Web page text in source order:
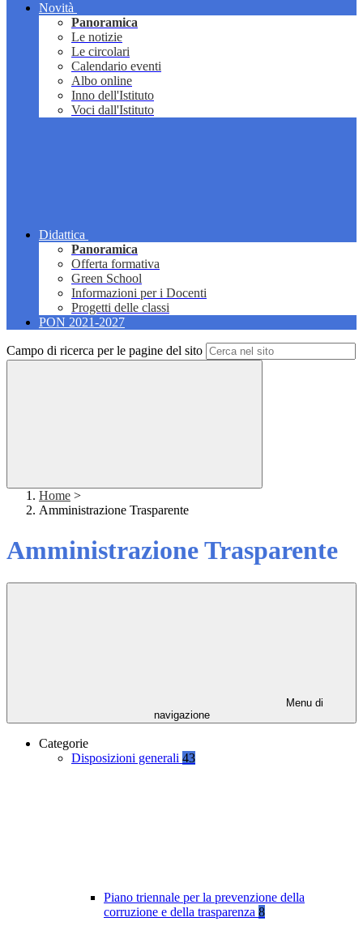
Novità
Panoramica
Le notizie
Le circolari
Calendario eventi
Albo online
Inno dell'Istituto
Voci dall'Istituto
Didattica
Panoramica
Offerta formativa
Green School
Informazioni per i Docenti
Progetti delle classi
PON 2021-2027
Campo di ricerca per le pagine del sito
Home >
Amministrazione Trasparente
Amministrazione Trasparente
Menu di
navigazione
Categorie
Disposizioni generali 43
Piano triennale per la prevenzione della
corruzione e della trasparenza 8